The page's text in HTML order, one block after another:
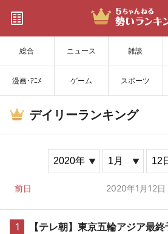
総合 ニュース 雑談
漫画･ｱﾆﾒ ゲーム スポーツ
サイトを更
デイリーランキング
前日 2020年1月12日
1
【テレ朝】東京五輪アジア最